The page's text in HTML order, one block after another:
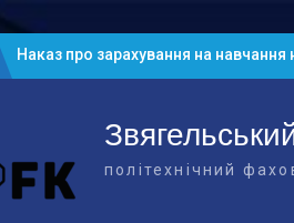
Рейтингові списки абітурієнтів на
політехнічний